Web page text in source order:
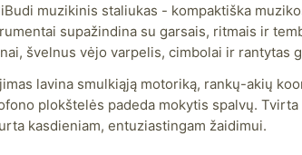
muzikinis staliukas - kompaktiška
supažindina su garsais, ritmais ir
švelnus vėjo varpelis, cimbolai ir rantytas
lavina smulkiąją motoriką, rankų-akių
plokštelės padeda mokytis spalvų.
kasdieniam, entuziastingam žaidimui.